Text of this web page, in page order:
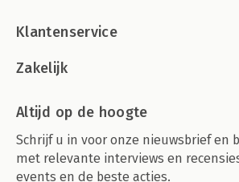
Klantenservice
Zakelijk
Altijd op de hoogte
Schrijf u in voor onze nieuwsbrief en
met relevante interviews en
events en de beste acties.